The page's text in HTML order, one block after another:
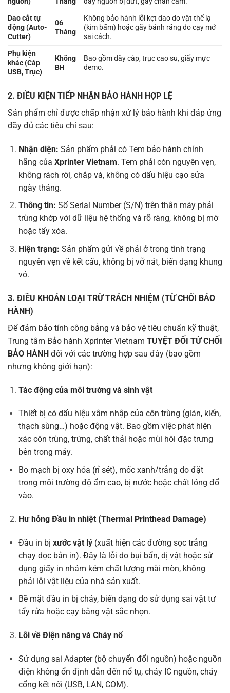
Dao cắt tự
động (Auto-
Cutter)
06
Tháng
Không bảo hành lỗi kẹt dao do vật thể lạ
(kim bấm) hoặc gãy bánh răng do cạy mở
sai cách.
Phụ kiện
khác (Cáp
USB, Trục)
Không
BH
Bao gồm dây cáp, trục cao su, giấy mực
demo.
2. ĐIỀU KIỆN TIẾP NHẬN BẢO HÀNH HỢP LỆ
Sản phẩm chỉ được chấp nhận xử lý bảo hành khi đáp ứng
đầy đủ các tiêu chí sau:
Nhận diện: Sản phẩm phải có Tem bảo hành chính
hãng của Xprinter Vietnam. Tem phải còn nguyên vẹn,
không rách rời, chắp vá, không có dấu hiệu cạo sửa
ngày tháng.
Thông tin: Số Serial Number (S/N) trên thân máy phải
trùng khớp với dữ liệu hệ thống và rõ ràng, không bị mờ
hoặc tẩy xóa.
Hiện trạng: Sản phẩm gửi về phải ở trong tình trạng
nguyên vẹn về kết cấu, không bị vỡ nát, biến dạng khung
vỏ.
3. ĐIỀU KHOẢN LOẠI TRỪ TRÁCH NHIỆM (TỪ CHỐI BẢO
HÀNH)
Để đảm bảo tính công bằng và bảo vệ tiêu chuẩn kỹ thuật,
Trung tâm Bảo hành Xprinter Vietnam TUYỆT ĐỐI TỪ CHỐI
BẢO HÀNH đối với các trường hợp sau đây (bao gồm
nhưng không giới hạn):
Tác động của môi trường và sinh vật
Thiết bị có dấu hiệu xâm nhập của côn trùng (gián, kiến,
thạch sùng…) hoặc động vật. Bao gồm việc phát hiện
xác côn trùng, trứng, chất thải hoặc mùi hôi đặc trưng
bên trong máy.
Bo mạch bị oxy hóa (rỉ sét), mốc xanh/trắng do đặt
trong môi trường độ ẩm cao, bị nước hoặc chất lỏng đổ
vào.
Hư hỏng Đầu in nhiệt (Thermal Printhead Damage)
Đầu in bị xước vật lý(xuất hiện các đường sọc trắng
chạy dọc bản in). Đây là lỗi do bụi bẩn, dị vật hoặc sử
dụng giấy in nhám kém chất lượng mài mòn, không
phải lỗi vật liệu của nhà sản xuất.
Bề mặt đầu in bị cháy, biến dạng do sử dụng sai vật tư
tẩy rửa hoặc cạy bằng vật sắc nhọn.
Lỗi về Điện năng và Cháy nổ
Sử dụng sai Adapter (bộ chuyển đổi nguồn) hoặc nguồn
điện không ổn định dẫn đến nổ tụ, cháy IC nguồn, cháy
cổng kết nối (USB, LAN, COM).